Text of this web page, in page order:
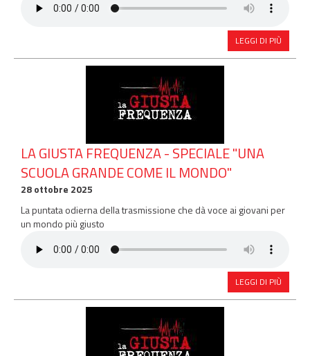
LEGGI DI PIÙ
LA GIUSTA FREQUENZA - SPECIALE "UNA
SCUOLA GRANDE COME IL MONDO"
28 ottobre 2025
La puntata odierna della trasmissione che dà voce ai giovani per
un mondo più giusto
LEGGI DI PIÙ